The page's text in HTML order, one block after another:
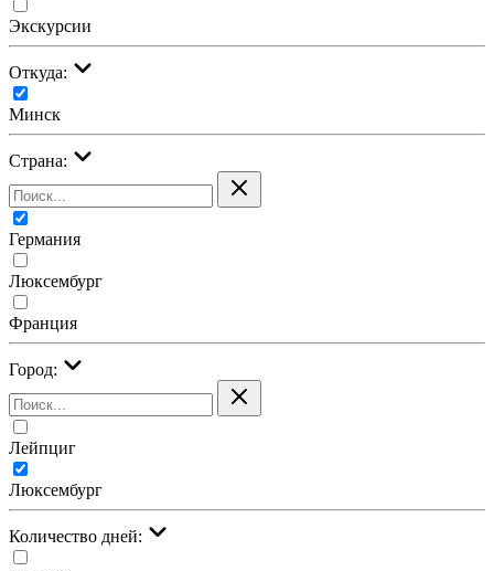
Экскурсии
Откуда:
Минск
Страна:
Германия
Люксембург
Франция
Город:
Лейпциг
Люксембург
Количество дней: